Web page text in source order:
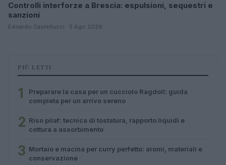
Controlli interforze a Brescia: espulsioni, sequestri e
sanzioni
Edoardo Castellucci · 5 Ago 2026
PIÙ LETTI
1
Preparare la casa per un cucciolo Ragdoll: guida
completa per un arrivo sereno
2 Riso pilaf: tecnica di tostatura, rapporto liquidi e
cottura a assorbimento
3 Mortaio e macina per curry perfetto: aromi, materiali e
conservazione